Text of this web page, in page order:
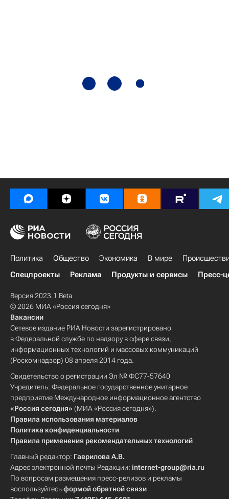
Политика Общество Экономика В мире
Спецпроекты
Реклама Продукты и сервисы Пресс-
Версия 2023.1 Beta
© 2026 МИА «Россия сегодня»
Вакансии
Сетевое издание РИА Новости зарегистрировано
в Федеральной службе по надзору в сфере связи,
информационных технологий и массовых коммуникаций
(Роскомнадзор) 08 апреля 2014 года.
Свидетельство о регистрации Эл № ФС77-57640
Учредитель: Федеральное государственное унитарное
предприятие Международное информационное агентство
«Россия сегодня» (МИА «Россия сегодня»).
Правила использования материалов
Политика конфиденциальности
Правила применения рекомендательных технологий
Главный редактор: Гаврилова А.В.
Адрес электронной почты Редакции: internet-group@ria.ru
По вопросам размещения пресс-релизов и рекламы
воспользуйтесьформой обратной связи